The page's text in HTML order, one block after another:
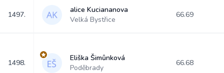
1497.
alice Kuciananova
Velká Bystřice
66.69
1498.
Eliška Šimůnková
Poděbrady
66.68